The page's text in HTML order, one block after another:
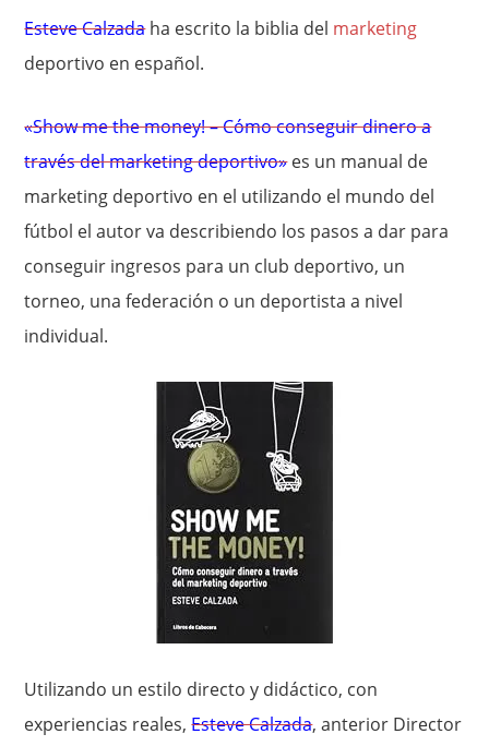
Esteve Calzadaha escrito la biblia del marketing
deportivo en español.
«Show me the money! – Cómo conseguir dinero a
través del marketing deportivo»es un manual de
marketing deportivo en el utilizando el mundo del
fútbol el autor va describiendo los pasos a dar para
conseguir ingresos para un club deportivo, un
torneo, una federación o un deportista a nivel
individual.
Utilizando un estilo directo y didáctico, con
experiencias reales,Esteve Calzada, anterior Director